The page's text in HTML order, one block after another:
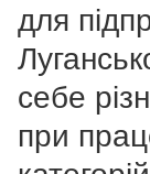
для
себе
при